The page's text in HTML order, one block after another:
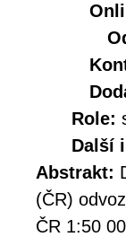
Role:
Další
Abstrakt:
(ČR)
ČR 1:50